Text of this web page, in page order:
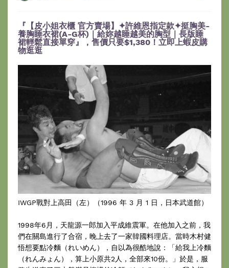
『【皮小姐衣櫃 官方賣場】✦許維恩指定款✦挺胸美-
養胸睡衣裙(A-G杯)｜給妳越睡越美的胸型｜長版睡
裙輕鬆直接單穿』，售價只要$1,380！立即上蝦皮購
物逛逛
IWGP戰對上高田（左）（1996 年 3 月 1 日，日本武道館）
1998年6月，天龍源一郎加入平成維震軍。在他加入之前，我
們在關島進行了合宿，晚上去了一家韓國料理店。當時木村健
悟想要點冷麵（れいめん），自以為很酷地說：「給我上冷麵
（れんみょん），算上小原共2人，全部來10份。」於是，服